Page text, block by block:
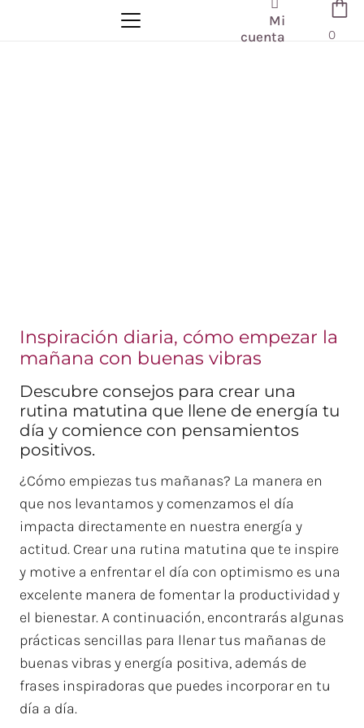
Mi
cuenta
0
Inspiración diaria, cómo empezar la
mañana con buenas vibras
Descubre consejos para crear una
rutina matutina que llene de energía tu
día y comience con pensamientos
positivos.
¿Cómo empiezas tus mañanas? La manera en
que nos levantamos y comenzamos el día
impacta directamente en nuestra energía y
actitud. Crear una rutina matutina que te inspire
y motive a enfrentar el día con optimismo es una
excelente manera de fomentar la productividad y
el bienestar. A continuación, encontrarás algunas
prácticas sencillas para llenar tus mañanas de
buenas vibras y energía positiva, además de
frases inspiradoras que puedes incorporar en tu
día a día.